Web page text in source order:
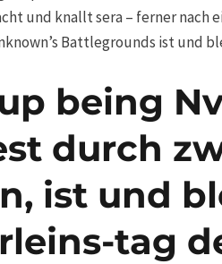
und knallt sera – ferner nach
Battlegrounds ist und
being
durch
ist und
tag